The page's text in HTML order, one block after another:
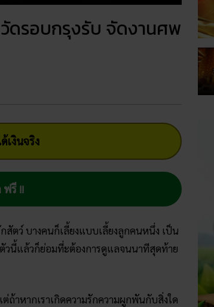
วัดรอบกรุงรับ จัดงานศพ
เงินจริง
ฟรี !!
ตว์ บางคนก็เลี้ยงแบบเลี้ยงลูกคนหนึ่ง เป็น
วนี้แล้วก็ย่อมที่ะต้องการดูแลจนนาทีสุดท้าย
ถ้าหากเราเกิดความรักความผูกพันกับสิ่งใด